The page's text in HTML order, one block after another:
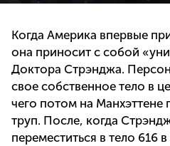
Когда Америка впервые
она приносит с собой
Доктора Стрэнджа.
свое собственное тело в
чего потом на Манхэттене
труп. После, когда
переместиться в тело 616